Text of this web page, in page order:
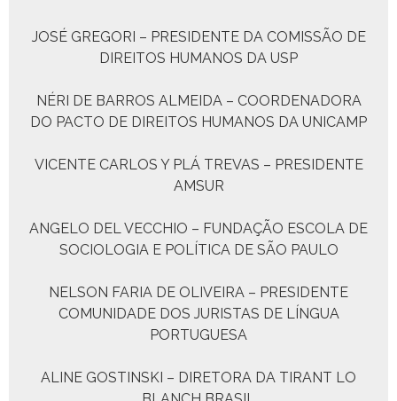
JOSÉ GREGORI – PRESIDENTE DA COMISSÃO DE
DIREITOS HUMANOS DA USP
NÉRI DE BARROS ALMEIDA – COORDENADORA
DO PACTO DE DIREITOS HUMANOS DA UNICAMP
VICENTE CARLOS Y PLÁ TREVAS – PRESIDENTE
AMSUR
ANGELO DEL VECCHIO – FUNDAÇÃO ESCOLA DE
SOCIOLOGIA E POLÍTICA DE SÃO PAULO
NELSON FARIA DE OLIVEIRA – PRESIDENTE
COMUNIDADE DOS JURISTAS DE LÍNGUA
PORTUGUESA
ALINE GOSTINSKI – DIRETORA DA TIRANT LO